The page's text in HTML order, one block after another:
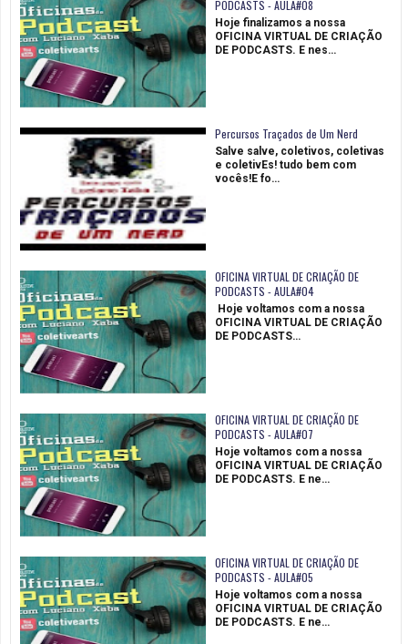
PODCASTS - AULA#08
Hoje finalizamos a nossa
OFICINA VIRTUAL DE CRIAÇÃO
DE PODCASTS. E nes…
Percursos Traçados de Um Nerd
Salve salve, coletivos, coletivas
e coletivEs! tudo bem com
vocês!E fo…
OFICINA VIRTUAL DE CRIAÇÃO DE
PODCASTS - AULA#04
Hoje voltamos com a nossa
OFICINA VIRTUAL DE CRIAÇÃO
DE PODCASTS…
OFICINA VIRTUAL DE CRIAÇÃO DE
PODCASTS - AULA#07
Hoje voltamos com a nossa
OFICINA VIRTUAL DE CRIAÇÃO
DE PODCASTS. E ne…
OFICINA VIRTUAL DE CRIAÇÃO DE
PODCASTS - AULA#05
Hoje voltamos com a nossa
OFICINA VIRTUAL DE CRIAÇÃO
DE PODCASTS. E ne…